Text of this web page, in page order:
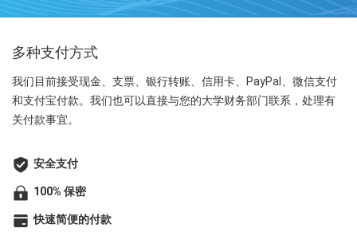
多种支付方式
我们目前接受现金、支票、银行转账、信用卡、PayPal、微信支付
和支付宝付款。我们也可以直接与您的大学财务部门联系，处理有
关付款事宜。
安全支付
100% 保密
快速简便的付款